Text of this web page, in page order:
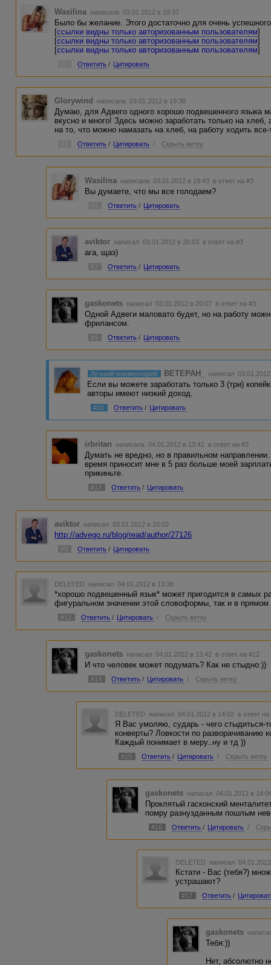
Wasilina написала 03.01.2012 в 19:37
Было бы желание. Этого достаточно для очень
[ссылки видны только авторизованным пользователям]
[ссылки видны только авторизованным пользователям]
[ссылки видны только авторизованным пользователям]
Ответить / Цитировать
Glorywind написала 03.01.2012 в 19:38
Думаю, для Адвего одного хорошо подвешенного языка
вкусно и много! Здесь можно заработать только на
на то, что можно намазать на хлеб, на работу ходить все-
Ответить / Цитировать / Скрыть ветку
Wasilina написала 03.01.2012 в 19:43 в ответ на #3
Вы думаете, что мы все голодаем?
Ответить / Цитировать
aviktor написал 03.01.2012 в 20:03 в ответ на #3
ага, щаз)
#7 Ответить / Цитировать
gaskonets написал 03.01.2012 в 20:07 в ответ на #3
Одной Адвеги маловато будет, но на работу
фрилансом.
#9 Ответить / Цитировать
Лучший комментарий BETEPAH_ написал
Если вы можете заработать только 3 (три)
авторы имеют низкий доход.
#10 Ответить / Цитировать
irbritan написала 04.01.2012 в 13:41 в ответ на #3
Думать не вредно, но в правильном
время приносит мне в 5 раз больше моей
прикиньте.
#13 Ответить / Цитировать
aviktor написал 03.01.2012 в 20:03
http://advego.ru/blog/read/author/27126
#8 Ответить / Цитировать
DELETED написал 04.01.2012 в 13:38
*хорошо подвешенный язык* может пригодится в самых
фигуральном значении этой словоформы, так и в прямом
#12 Ответить / Цитировать / Скрыть ветку
gaskonets написал 04.01.2012 в 13:42 в ответ на #12
И что человек может подумать? Как не стыдно:))
#14 Ответить / Цитировать / Скрыть ветку
DELETED написал 04.01.2012 в 14:02 в ответ
Я Вас умоляю, сударь - чего стыдиться-
конверты? Ловкости по разворачиванию
Каждый понимает в меру..ну и тд ))
#15 Ответить / Цитировать / Скрыть ветку
gaskonets написал 04.01.2012 в
Проклятый гасконский
помру разнузданным пошлым
#16 Ответить / Цитировать /
DELETED написал
Кстати - Вас (тебя?)
устрашают?
#17 Ответить /
gaskonets
Тебя:))
Нет, абсолютно